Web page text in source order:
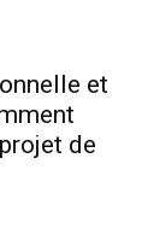
et
de